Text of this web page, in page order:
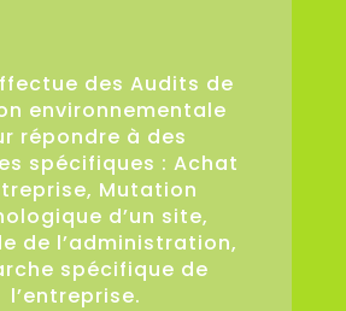
des Audits de
environnementale
répondre à des
spécifiques : Achat
Mutation
d’un site,
de l’administration,
spécifique de
l’entreprise.